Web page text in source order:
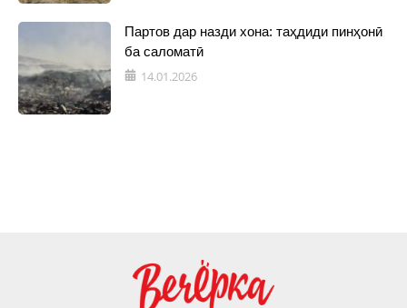
Партов дар назди хона: таҳдиди пинҳонӣ
ба саломатӣ
14.01.2026